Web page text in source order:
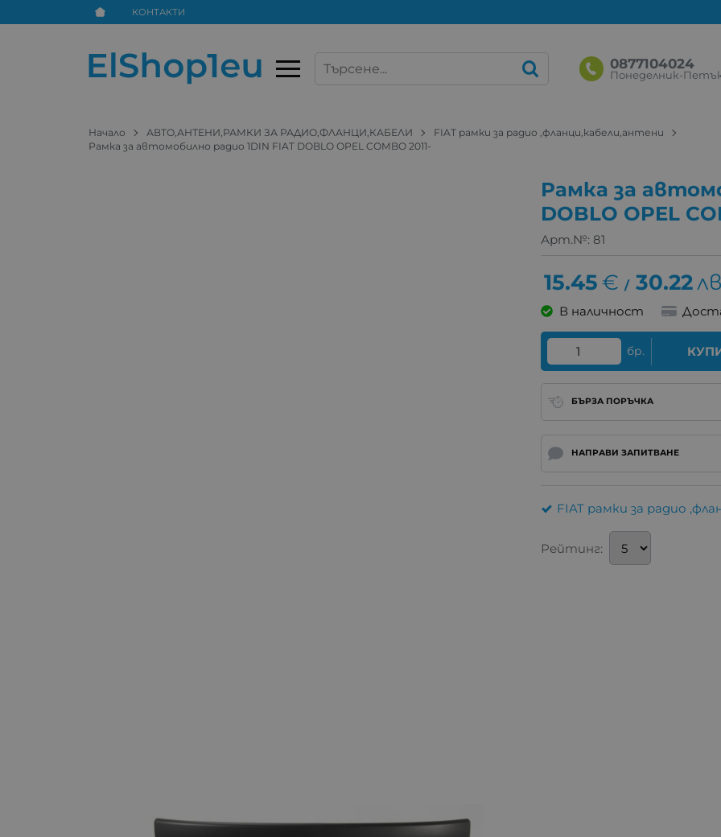
КОНТАКТИ
0877104024
Понеделник-
Начало АВТО,АНТЕНИ,РАМКИ ЗА РАДИО,ФЛАНЦИ,КАБЕЛИ
FIAT рамки за радио ,фланци,кабели,антени
Рамка за автомобилно радио 1DIN FIAT DOBLO OPEL COMBO 2011-
Рамка за
DOBLO OPEL
Арт.№: 81
15.45€ / 30.22
В наличност
бр.
БЪРЗА ПОРЪЧКА
НАПРАВИ ЗАПИТВАНЕ
FIAT рамки за радио
Рейтинг: